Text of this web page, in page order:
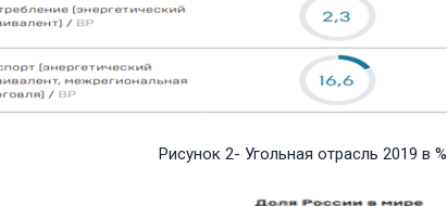
Рисунок 2- Угольная отрасль 2019 в %